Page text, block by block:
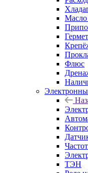
Масло
Флюс
ТЭН